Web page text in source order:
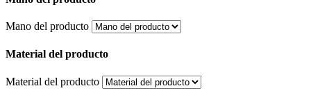
Mano del producto
Material del producto
Material del producto